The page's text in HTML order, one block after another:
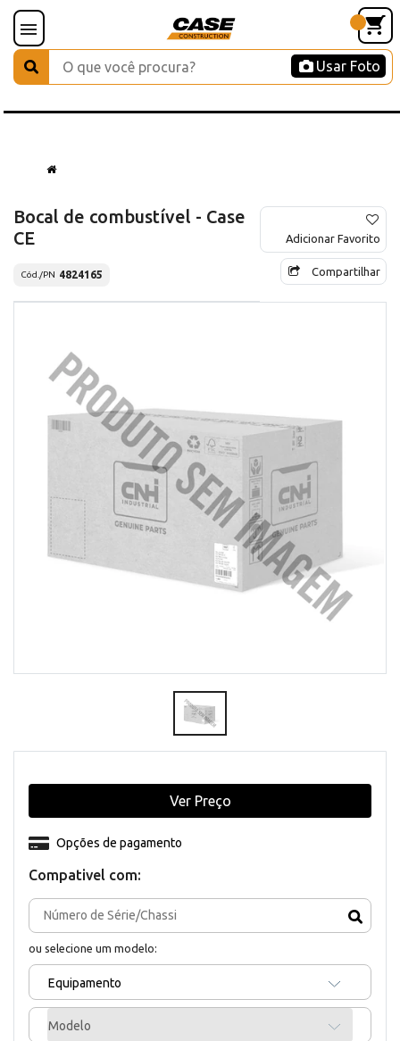
Usar Foto
Bocal de combustível - Case
CE
Cód./PN 4824165
Adicionar Favorito
Compartilhar
Compativel com:
ou selecione um modelo:
Equipamento
Modelo
Opções de pagamento
Ver Preço